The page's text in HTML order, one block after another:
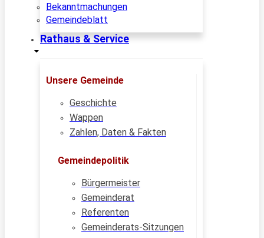
Bekanntmachungen
Gemeindeblatt
Rathaus & Service
Unsere Gemeinde
Geschichte
Wappen
Zahlen, Daten & Fakten
Gemeindepolitik
Bürgermeister
Gemeinderat
Referenten
Gemeinderats-Sitzungen